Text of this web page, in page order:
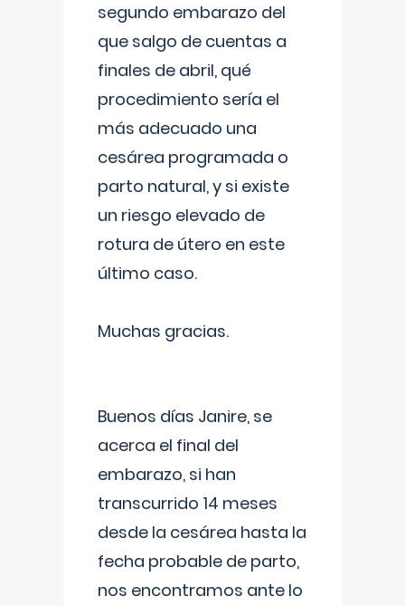
segundo embarazo del
que salgo de cuentas a
finales de abril, qué
procedimiento sería el
más adecuado una
cesárea programada o
parto natural, y si existe
un riesgo elevado de
rotura de útero en este
último caso.
Muchas gracias.
Buenos días Janire, se
acerca el final del
embarazo, si han
transcurrido 14 meses
desde la cesárea hasta la
fecha probable de parto,
nos encontramos ante lo